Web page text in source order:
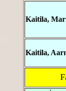
Kaitila,
Kaitila,